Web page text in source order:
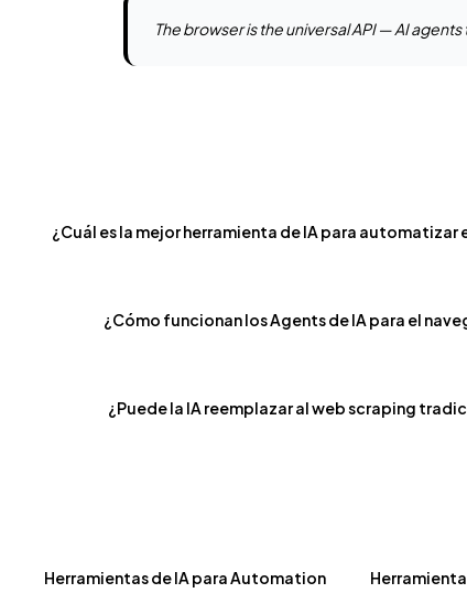
The browser is the universal API — AI
¿Cuál es la mejor herramienta de IA para automatizar
¿Cómo funcionan los Agents de IA para el
¿Puede la IA reemplazar al web scraping
Herramientas de IA para Automation